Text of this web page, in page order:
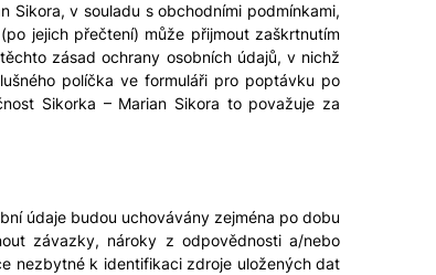
Sikora, v souladu s obchodními podmínkami,
jejich přečtení) může přijmout zaškrtnutím
zásad ochrany osobních údajů, v nichž
políčka ve formuláři pro poptávku po
Sikorka – Marian Sikora to považuje za
údaje budou uchovávány zejména po dobu
závazky, nároky z odpovědnosti a/nebo
nezbytné k identifikaci zdroje uložených dat